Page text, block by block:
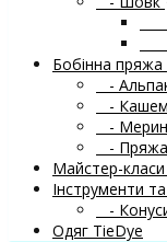
↘
↘
Бобінна пряжа
-
-
-
- Пряжа
Майстер-
Інструменти
-
Одяг TieDye